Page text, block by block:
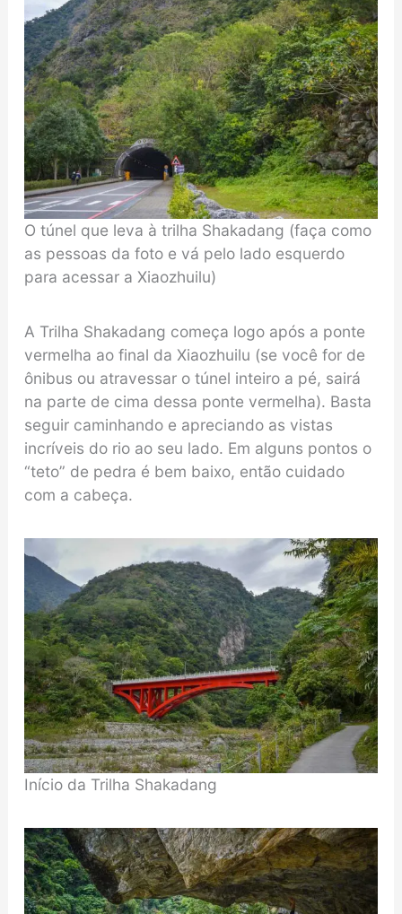
O túnel que leva à trilha Shakadang (faça como
as pessoas da foto e vá pelo lado esquerdo
para acessar a Xiaozhuilu)
A Trilha Shakadang começa logo após a ponte
vermelha ao final da Xiaozhuilu (se você for de
ônibus ou atravessar o túnel inteiro a pé, sairá
na parte de cima dessa ponte vermelha). Basta
seguir caminhando e apreciando as vistas
incríveis do rio ao seu lado. Em alguns pontos o
“teto” de pedra é bem baixo, então cuidado
com a cabeça.
Início da Trilha Shakadang